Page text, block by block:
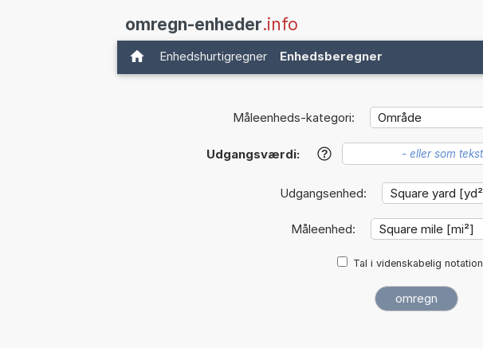
omregn-enheder.info
Enhedshurtigregner Enhedsberegner
Måleenheds-kategori:
Udgangsværdi: ?
Udgangsenhed:
Måleenhed:
Tal i videnskabelig notation